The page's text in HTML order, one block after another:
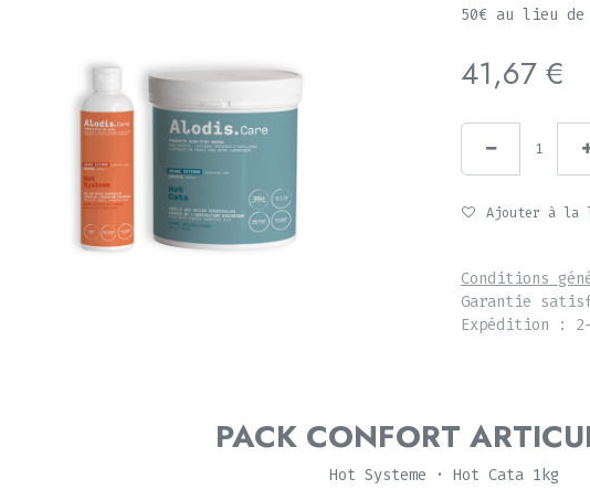
50€ au lieu de
41,67€
Ajouter à la
Conditions
Garantie
Expédition :
PACK CONFORT
Hot Systeme · Hot Cata 1kg